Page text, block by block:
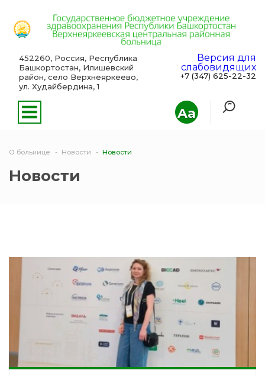
Aa
452260, Россия, Республика
Башкортостан, Илишевский
район, село Верхнеяркеево,
ул. Худайбердина, 1
Версия для
слабовидящих
+7 (347) 625-22-32
О больнице Новости Новости
Новости